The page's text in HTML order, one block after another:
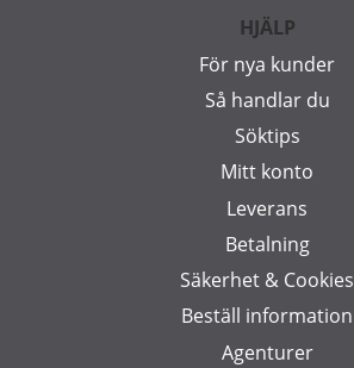
HJÄLP
För nya kunder
Så handlar du
Söktips
Mitt konto
Leverans
Betalning
Säkerhet & Cookies
Beställ information
Agenturer